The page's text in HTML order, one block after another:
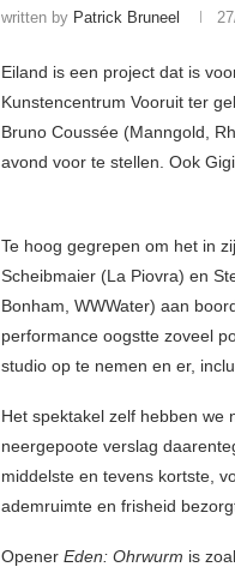
written by Patrick Bruneel
Eiland is een project dat is
Kunstencentrum Vooruit ter
Bruno Coussée (Manngold,
avond voor te stellen. Ook
Te hoog gegrepen om het in
Scheibmaier (La Piovra) en
Bonham, WWWater) aan
performance oogstte zoveel
studio op te nemen en er,
Het spektakel zelf hebben we
neergepoote verslag
middelste en tevens kortste,
ademruimte en frisheid
Opener Eden: Ohrwurm is